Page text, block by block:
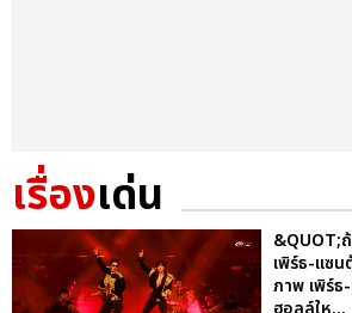
เรื่องเด่น
&QUOT;
เพิร์ธ-แซน
ภาพ เพิร์ธ